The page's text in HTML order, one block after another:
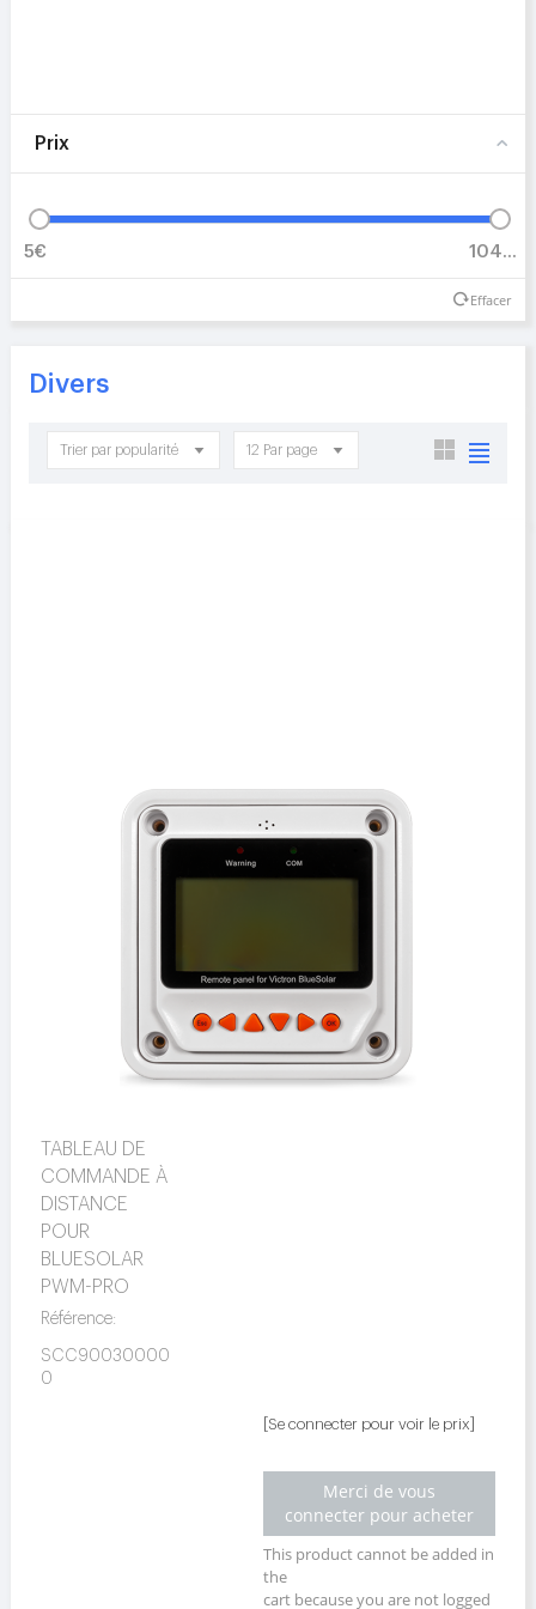
Prix
5€ 1045€
Effacer
Divers
Trier par popularité 12 Par page
TABLEAU DE
COMMANDE À
DISTANCE
POUR
BLUESOLAR
PWM-PRO
Référence:
SCC90030000
0
[Se connecter pour voir le prix]
Merci de vous
connecter pour acheter
This product cannot be added in
the
cart because you are not logged